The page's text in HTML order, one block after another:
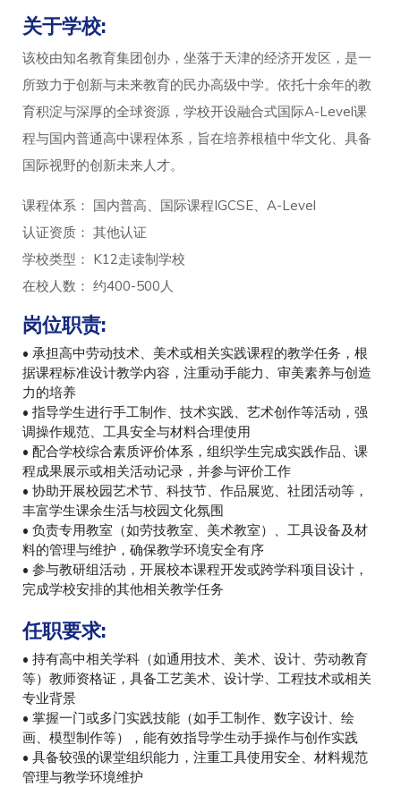
关于学校:
该校由知名教育集团创办，坐落于天津的经济开发区，是一
所致力于创新与未来教育的民办高级中学。依托十余年的教
育积淀与深厚的全球资源，学校开设融合式国际A-Level课
程与国内普通高中课程体系，旨在培养根植中华文化、具备
国际视野的创新未来人才。
课程体系： 国内普高、国际课程IGCSE、A-Level
认证资质： 其他认证
学校类型： K12走读制学校
在校人数： 约400-500人
岗位职责:
• 承担高中劳动技术、美术或相关实践课程的教学任务，根
据课程标准设计教学内容，注重动手能力、审美素养与创造
力的培养
• 指导学生进行手工制作、技术实践、艺术创作等活动，强
调操作规范、工具安全与材料合理使用
• 配合学校综合素质评价体系，组织学生完成实践作品、课
程成果展示或相关活动记录，并参与评价工作
• 协助开展校园艺术节、科技节、作品展览、社团活动等，
丰富学生课余生活与校园文化氛围
• 负责专用教室（如劳技教室、美术教室）、工具设备及材
料的管理与维护，确保教学环境安全有序
• 参与教研组活动，开展校本课程开发或跨学科项目设计，
完成学校安排的其他相关教学任务
任职要求:
• 持有高中相关学科（如通用技术、美术、设计、劳动教育
等）教师资格证，具备工艺美术、设计学、工程技术或相关
专业背景
• 掌握一门或多门实践技能（如手工制作、数字设计、绘
画、模型制作等），能有效指导学生动手操作与创作实践
• 具备较强的课堂组织能力，注重工具使用安全、材料规范
管理与教学环境维护